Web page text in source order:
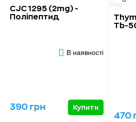
CJC 1295 (2mg) -
Поліпептид
В наявності
390 грн Купити
Tb-
470